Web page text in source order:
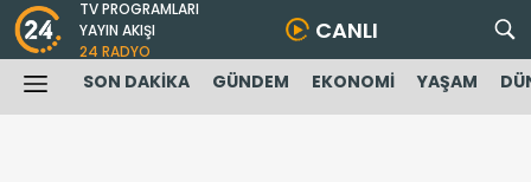
TV PROGRAMLARI
YAYIN AKIŞI
24 RADYO
CANLI
SON DAKİKA GÜNDEM EKONOMİ YAŞAM